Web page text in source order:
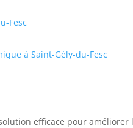
Fesc
à Saint-Gély-du-Fesc
efficace pour